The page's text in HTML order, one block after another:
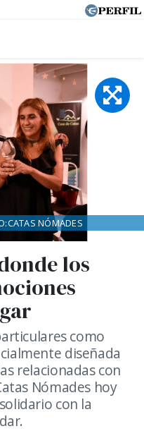
los
como
diseñada
relacionadas con
Nómades hoy
con la
NÓMADES